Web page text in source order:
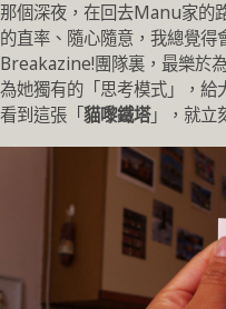
那個深夜，在回去Manu家的
的直率、隨心隨意，我總覺
Breakazine!團隊裏，最樂於
為她獨有的「思考模式」，給
看到這張「貓嚟鐵塔」，就立